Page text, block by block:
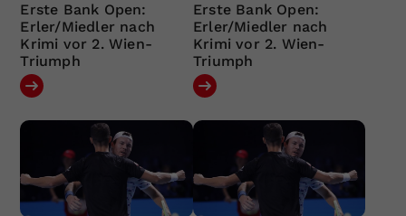
Erste Bank Open:
Erler/Miedler nach
Krimi vor 2. Wien-
Triumph
Erste Bank Open:
Erler/Miedler nach
Krimi vor 2. Wien-
Triumph